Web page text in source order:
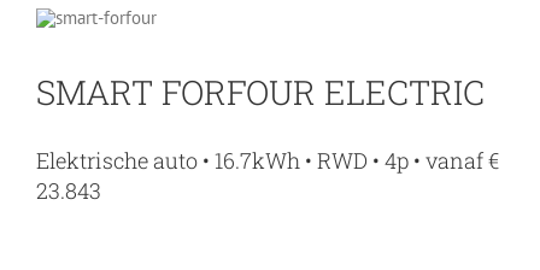
SMART FORFOUR ELECTRIC
Elektrische auto • 16.7kWh • RWD • 4p • vanaf €
23.843